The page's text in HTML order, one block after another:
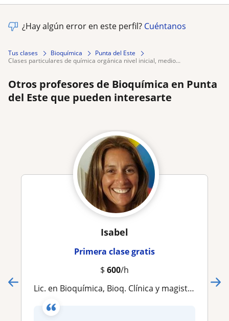
¿Hay algún error en este perfil? Cuéntanos
Tus clases Bioquímica
Punta del Este
clases particulares de química orgánica nivel inicial, medio...
Otros profesores de Bioquímica en Punta
del Este que pueden interesarte
Isabel
Primera clase gratis
$ 600/h
Lic. en Bioquímica, Bioq. Clínica y magister en Ciencias Biológicas